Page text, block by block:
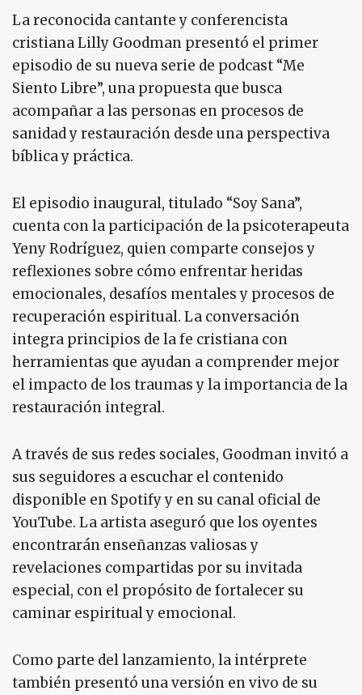
La reconocida cantante y conferencista
cristiana Lilly Goodman presentó el primer
episodio de su nueva serie de podcast “Me
Siento Libre”, una propuesta que busca
acompañar a las personas en procesos de
sanidad y restauración desde una perspectiva
bíblica y práctica.
El episodio inaugural, titulado “Soy Sana”,
cuenta con la participación de la psicoterapeuta
Yeny Rodríguez, quien comparte consejos y
reflexiones sobre cómo enfrentar heridas
emocionales, desafíos mentales y procesos de
recuperación espiritual. La conversación
integra principios de la fe cristiana con
herramientas que ayudan a comprender mejor
el impacto de los traumas y la importancia de la
restauración integral.
A través de sus redes sociales, Goodman invitó a
sus seguidores a escuchar el contenido
disponible en Spotify y en su canal oficial de
YouTube. La artista aseguró que los oyentes
encontrarán enseñanzas valiosas y
revelaciones compartidas por su invitada
especial, con el propósito de fortalecer su
caminar espiritual y emocional.
Como parte del lanzamiento, la intérprete
también presentó una versión en vivo de su